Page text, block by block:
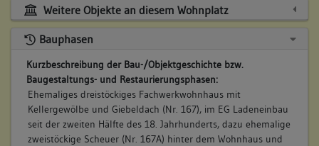
Weitere Objekte an diesem Wohnplatz
Bauphasen
Kurzbeschreibung der Bau-/Objektgeschichte bzw.
Baugestaltungs- und Restaurierungsphasen:
Ehemaliges dreistöckiges Fachwerkwohnhaus mit
Kellergewölbe und Giebeldach (Nr. 167), im EG Ladeneinbau
seit der zweiten Hälfte des 18. Jahrhunderts, dazu ehemalige
zweistöckige Scheuer (Nr. 167A) hinter dem Wohnhaus und